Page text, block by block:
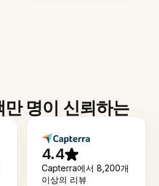
만 명이 신뢰하는
4.4
Capterra에서 8,200개
이상의 리뷰